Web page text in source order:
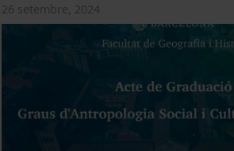
26 setembre, 2024